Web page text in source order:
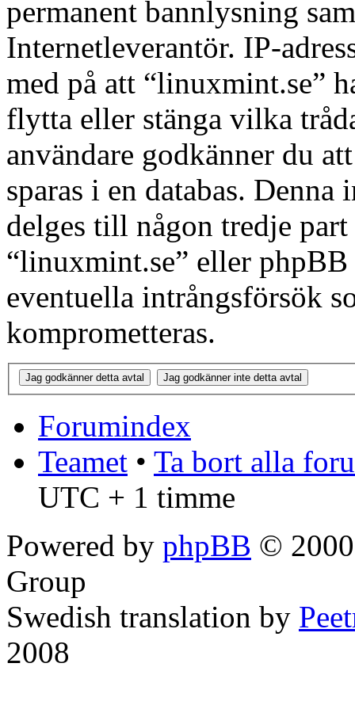
permanent bannlysning
Internetleverantör. IP-
med på att “linuxmint.se”
flytta eller stänga vilka
användare godkänner du
sparas i en databas.
delges till någon tredje
“linuxmint.se” eller
eventuella intrångsförsök
komprometteras.
Forumindex
Teamet • Ta bort alla
UTC + 1 timme
Powered by phpBB ©
Group
Swedish translation by
2008